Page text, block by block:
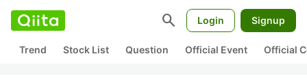
search Login Signup
Trend Stock List Question Official Event Official